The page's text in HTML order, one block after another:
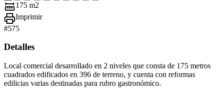
175 m2
Imprimir
#575
Detalles
Local comercial desarrollado en 2 niveles que consta de 175 metros
cuadrados edificados en 396 de terreno, y cuenta con reformas
edilicias varias destinadas para rubro gastronómico.